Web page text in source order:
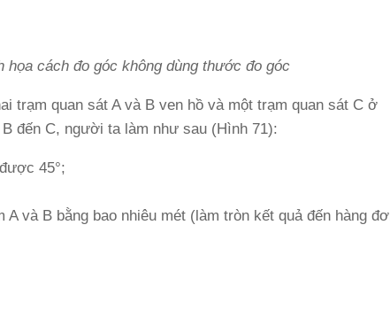
họa cách đo góc không dùng thước đo góc
trạm quan sát A và B ven hồ và một trạm quan sát C ở
đến C, người ta làm như sau (Hình 71):
45°;
và B bằng bao nhiêu mét (làm tròn kết quả đến hàng